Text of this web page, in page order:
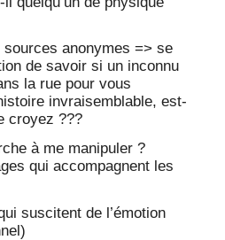
sources anonymes => se
de savoir si un inconnu
la rue pour vous
invraisemblable, est-
croyez ???
à me manipuler ?
qui accompagnent les
suscitent de l’émotion